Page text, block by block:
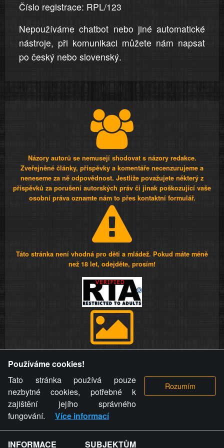
Číslo registrace: RPL/123
Nepoužíváme chatbot nebo jiné automatické
nástroje, při komunikaci můžete nám napsat
po český nebo slovenský.
Názory autorů se nemusejí shodovat s názory redakce.
Zveřejněné články, příspěvky a komentáře necenzurujeme a
neneseme za ně odpovědnost. Jestliže považujete některý z
příspěvků za porušení autorských práv či jinak poškozující vaše
osobní práva oznamte nám to přes kontaktní formulář.
Táto stránka není vhodná pro děti a mládež. Pokud máte méně
než 18 let, odejděte, prosím!
videa a komentáře. Osoba, které se toto opatření provozovatele
stránky týče, ani osoba, která umístila fotografii nebo video na
stránku, nemůže z důvodu odstranění fotografie, videa nebo
komentáře pro výše uvedenou okolnost uplatnit vůči
provozovateli stránky žádný nárok na náhradu škody nebo
nemajetkové újmy.
Používáme cookies!
Tato stránka používá pouze
nezbytné cookies, potřebné k
zajištění jejího správného
fungování.
Více informací
INFORMACE SUBJEKTŮM